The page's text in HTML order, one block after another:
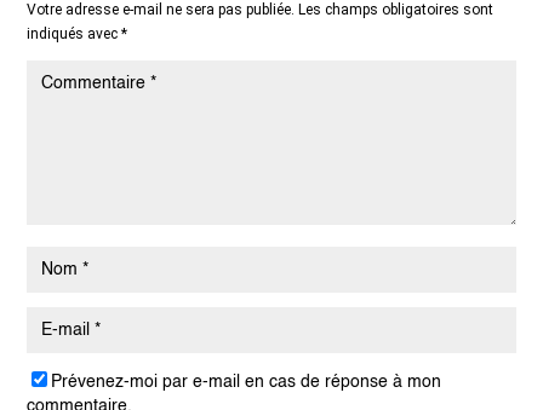
Votre adresse e-mail ne sera pas publiée. Les champs obligatoires sont
indiqués avec*
Prévenez-moi par e-mail en cas de réponse à mon